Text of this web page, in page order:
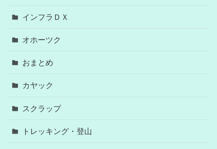
インフラＤＸ
オホーツク
おまとめ
カヤック
スクラップ
トレッキング・登山